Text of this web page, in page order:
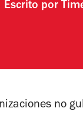
Escrito por
no